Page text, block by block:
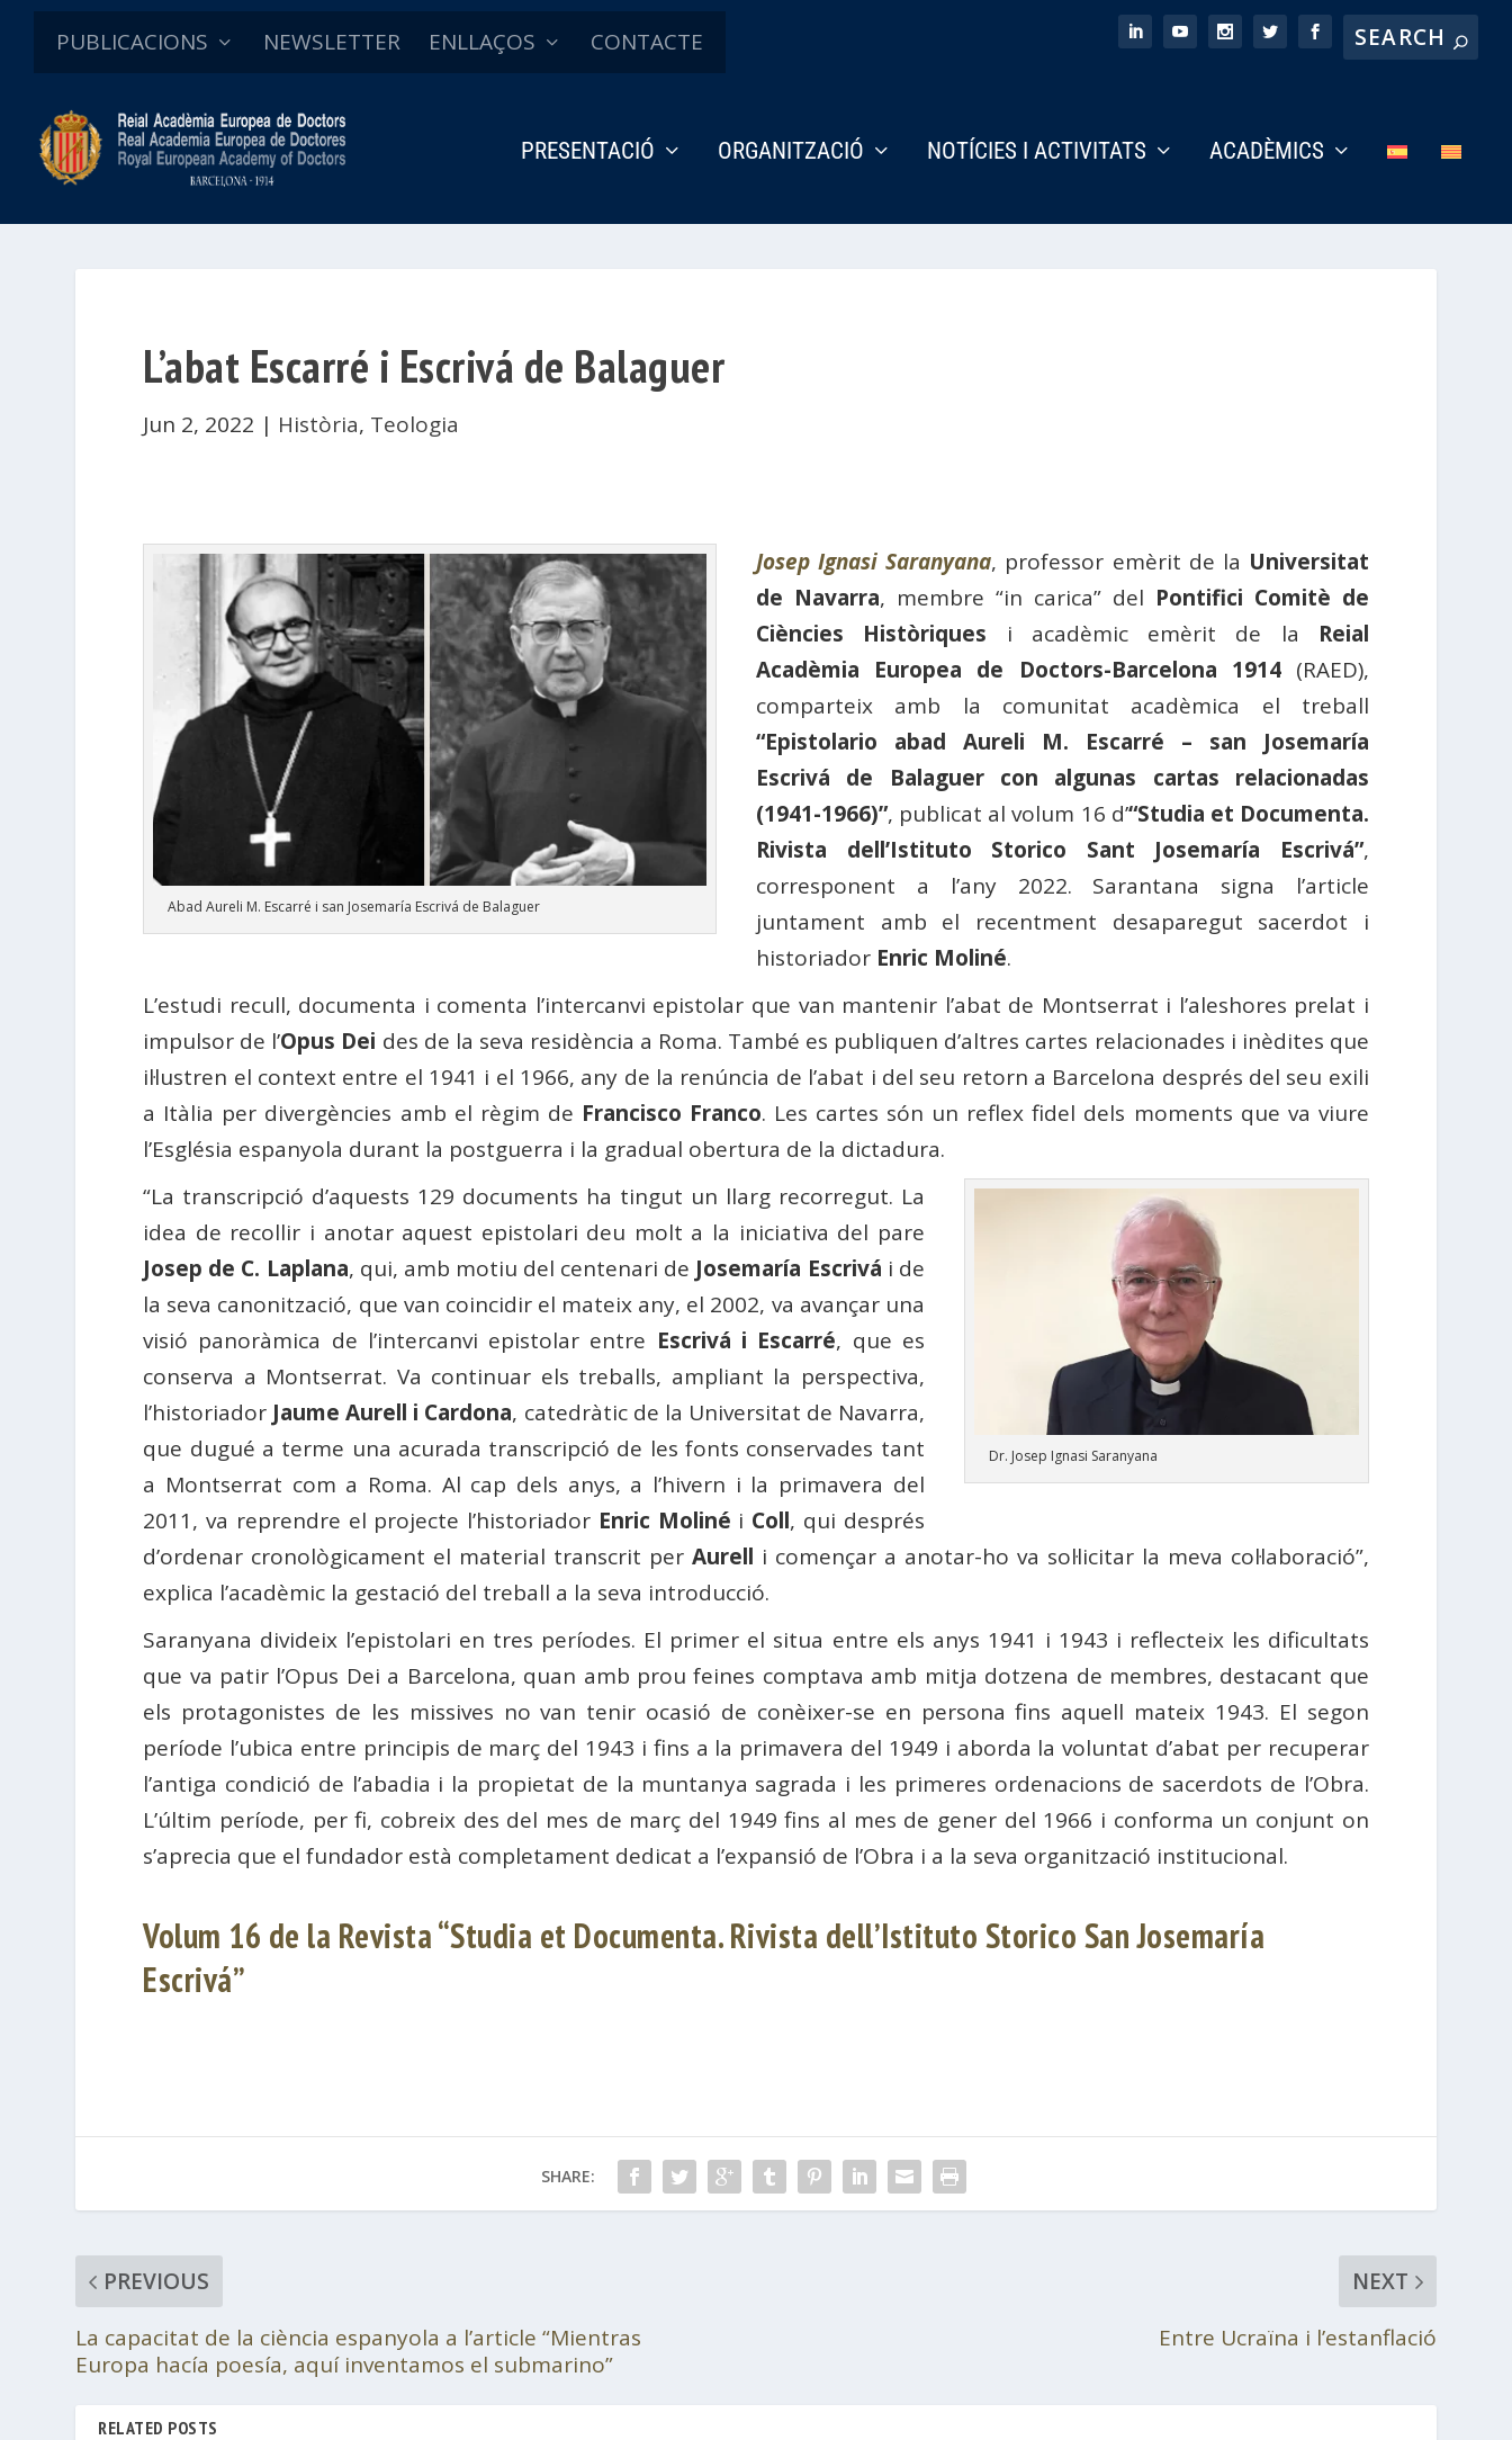
PUBLICACIONS NEWSLETTER ENLLAÇOS CONTACTE
PRESENTACIÓ ORGANITZACIÓ NOTÍCIES I ACTIVITATS ACADÈMICS
L’abat Escarré i Escrivá de Balaguer
Jun 2, 2022 | Història, Teologia
Abad Aureli M. Escarré i san Josemaría Escrivá de Balaguer
Josep Ignasi Saranyana, professor emèrit de la Universitat
de Navarra, membre “in carica” ​​del Pontifici Comitè de
Ciències Històriques i acadèmic emèrit de la Reial
Acadèmia Europea de Doctors-Barcelona 1914(RAED),
comparteix amb la comunitat acadèmica el treball
“Epistolario abad Aureli M. Escarré – san Josemaría
Escrivá de Balaguer con algunas cartas relacionadas
(1941-1966)”, publicat al volum 16 d’“Studia et Documenta.
Rivista dell’Istituto Storico Sant Josemaría Escrivá”,
corresponent a l’any 2022. Sarantana signa l’article
juntament amb el recentment desaparegut sacerdot i
historiador Enric Moliné.
L’estudi recull, documenta i comenta l’intercanvi epistolar que van mantenir l’abat de Montserrat i l’aleshores prelat i
impulsor de l’Opus Dei des de la seva residència a Roma. També es publiquen d’altres cartes relacionades i inèdites que
il·lustren el context entre el 1941 i el 1966, any de la renúncia de l’abat i del seu retorn a Barcelona després del seu exili
a Itàlia per divergències amb el règim de Francisco Franco. Les cartes són un reflex fidel dels moments que va viure
l’Església espanyola durant la postguerra i la gradual obertura de la dictadura.
Dr. Josep Ignasi Saranyana
“La transcripció d’aquests 129 documents ha tingut un llarg recorregut. La
idea de recollir i anotar aquest epistolari deu molt a la iniciativa del pare
Josep de C. Laplana, qui, amb motiu del centenari de Josemaría Escrivá i de
la seva canonització, que van coincidir el mateix any, el 2002, va avançar una
visió panoràmica de l’intercanvi epistolar entre Escrivá i Escarré, que es
conserva a Montserrat. Va continuar els treballs, ampliant la perspectiva,
l’historiador Jaume Aurell i Cardona, catedràtic de la Universitat de Navarra,
que dugué a terme una acurada transcripció de les fonts conservades tant
a Montserrat com a Roma. Al cap dels anys, a l’hivern i la primavera del
2011, va reprendre el projecte l’historiador Enric Moliné i Coll, qui després
d’ordenar cronològicament el material transcrit perAurell i començar a anotar-ho va sol·licitar la meva col·laboració”,
explica l’acadèmic la gestació del treball a la seva introducció.
Saranyana divideix l’epistolari en tres períodes. El primer el situa entre els anys 1941 i 1943 i reflecteix les dificultats
que va patir l’Opus Dei a Barcelona, ​​quan amb prou feines comptava amb mitja dotzena de membres, destacant que
els protagonistes de les missives no van tenir ocasió de conèixer-se en persona fins aquell mateix 1943. El segon
període l’ubica entre principis de març del 1943 i fins a la primavera del 1949 i aborda la voluntat d’abat per recuperar
l’antiga condició de l’abadia i la propietat de la muntanya sagrada i les primeres ordenacions de sacerdots de l’Obra.
L’últim període, per fi, cobreix des del mes de març del 1949 fins al mes de gener del 1966 i conforma un conjunt on
s’aprecia que el fundador està completament dedicat a l’expansió de l’Obra i a la seva organització institucional.
Volum 16 de la Revista “Studia et Documenta. Rivista dell’Istituto Storico San Josemaría
Escrivá”
SHARE:
PREVIOUS
La capacitat de la ciència espanyola a l’article “Mientras
Europa hacía poesía, aquí inventamos el submarino”
NEXT
Entre Ucraïna i l’estanflació
RELATED POSTS